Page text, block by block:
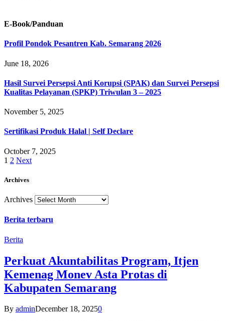
E-Book/Panduan
Profil Pondok Pesantren Kab. Semarang 2026
June 18, 2026
Hasil Survei Persepsi Anti Korupsi (SPAK) dan Survei Persepsi
Kualitas Pelayanan (SPKP) Triwulan 3 – 2025
November 5, 2025
Sertifikasi Produk Halal | Self Declare
October 7, 2025
1 2 Next
Archives
Archives
Berita terbaru
Berita
Perkuat Akuntabilitas Program, Itjen
Kemenag Monev Asta Protas di
Kabupaten Semarang
By adminDecember 18, 20250